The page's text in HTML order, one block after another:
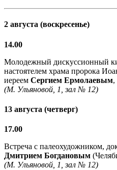
2 августа (воскресенье)
14.00
Молодежный дискуссионный
настоятелем храма пророка
иереем Сергием Ермолаевым,
(М. Ульяновой, 1, зал № 12)
13 августа (четверг)
17.00
Встреча с палеохудожником,
Дмитрием Богдановым
(М. Ульяновой, 1, зал № 12)